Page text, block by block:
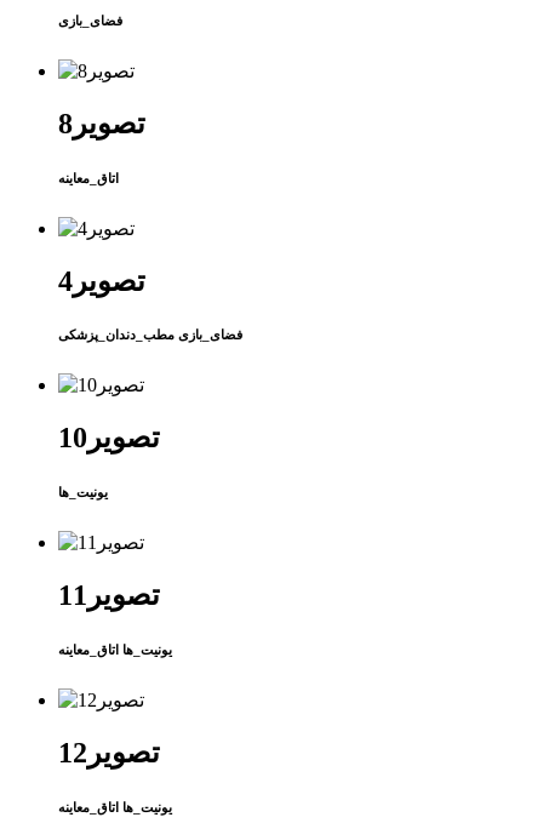
فضای_بازی
تصویر8
اتاق_معاینه
تصویر4
فضای_بازی مطب_دندان_پزشکی
تصویر10
یونیت_ها
تصویر11
یونیت_ها اتاق_معاینه
تصویر12
یونیت_ها اتاق_معاینه